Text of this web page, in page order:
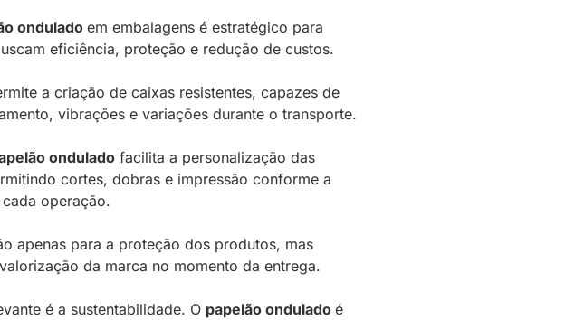
onduladoem embalagens é estratégico para
eficiência, proteção e redução de custos.
a criação de caixas resistentes, capazes de
vibrações e variações durante o transporte.
onduladofacilita a personalização das
cortes, dobras e impressão conforme a
operação.
apenas para a proteção dos produtos, mas
da marca no momento da entrega.
é a sustentabilidade. O papelão ondulado é